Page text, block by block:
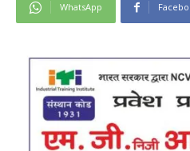
WhatsApp